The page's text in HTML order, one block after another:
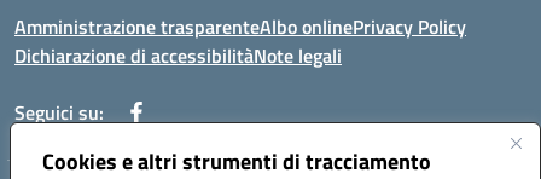
Cookies e altri strumenti di tracciamento
Amministrazione trasparenteAlbo onlinePrivacy Policy
Dichiarazione di accessibilitàNote legali
Seguici su: